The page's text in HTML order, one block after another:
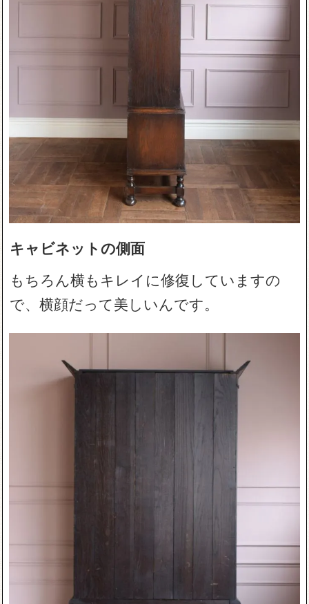
キャビネットの側面
もちろん横もキレイに修復していますの
で、横顔だって美しいんです。